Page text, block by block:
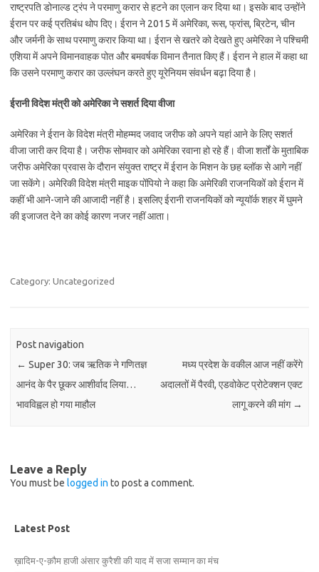
राष्ट्रपति डोनाल्ड ट्रंप ने परमाणु करार से हटने का एलान कर दिया था। इसके बाद उन्होंने
ईरान पर कई प्रतिबंध थोप दिए। ईरान ने 2015 में अमेरिका, रूस, फ्रांस, ब्रिटेन, चीन
और जर्मनी के साथ परमाणु करार किया था। ईरान से खतरे को देखते हुए अमेरिका ने पश्चिमी
एशिया में अपने विमानवाहक पोत और बमवर्षक विमान तैनात किए हैं। ईरान ने हाल में कहा था
कि उसने परमाणु करार का उल्लंघन करते हुए यूरेनियम संवर्धन बढ़ा दिया है।
ईरानी विदेश मंत्री को अमेरिका ने सशर्त दिया वीजा
अमेरिका ने ईरान के विदेश मंत्री मोहम्मद जवाद जरीफ को अपने यहां आने के लिए सशर्त
वीजा जारी कर दिया है। जरीफ सोमवार को अमेरिका रवाना हो रहे हैं। वीजा शर्तों के मुताबिक
जरीफ अमेरिका प्रवास के दौरान संयुक्त राष्ट्र में ईरान के मिशन के छह ब्लॉक से आगे नहीं
जा सकेंगे। अमेरिकी विदेश मंत्री माइक पोंपियो ने कहा कि अमेरिकी राजनयिकों को ईरान में
कहीं भी आने-जाने की आजादी नहीं है। इसलिए ईरानी राजनयिकों को न्यूयॉर्क शहर में घुमने
की इजाजत देने का कोई कारण नजर नहीं आता।
Category: Uncategorized
Post navigation
← Super 30: जब ऋतिक ने गणितज्ञ
आनंद के पैर छूकर आशीर्वाद लिया…
भावविह्वल हो गया माहौल
मध्य प्रदेश के वकील आज नहीं करेंगे
अदालतों में पैरवी, एडवोकेट प्रोटेक्शन एक्ट
लागू करने की मांग →
Leave a Reply
You must be logged in to post a comment.
Latest Post
ख़ादिम-ए-क़ौम हाजी अंसार कुरैशी की याद में सजा सम्मान का मंच